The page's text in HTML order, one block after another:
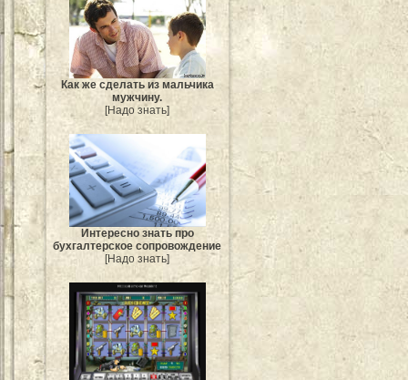
Как же сделать из мальчика
мужчину.
[Надо знать]
Интересно знать про
бухгалтерское сопровождение
[Надо знать]